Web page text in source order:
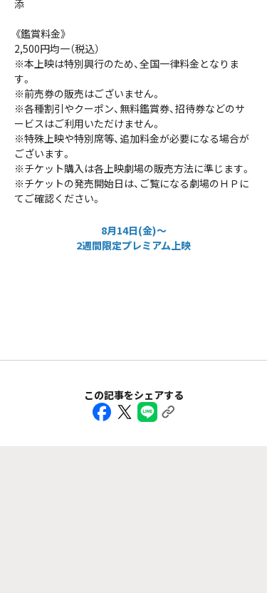
添
《鑑賞料金》
2,500円均一（税込）
※本上映は特別興行のため、全国一律料金となりま
す。
※前売券の販売はございません。
※各種割引やクーポン、無料鑑賞券、招待券などのサ
ービスはご利用いただけません。
※特殊上映や特別席等、追加料金が必要になる場合が
ございます。
※チケット購入は各上映劇場の販売方法に準じます。
※チケットの発売開始日は、ご覧になる劇場のＨＰに
てご確認ください。
8月14日(金)～
2週間限定プレミアム上映
この記事をシェアする